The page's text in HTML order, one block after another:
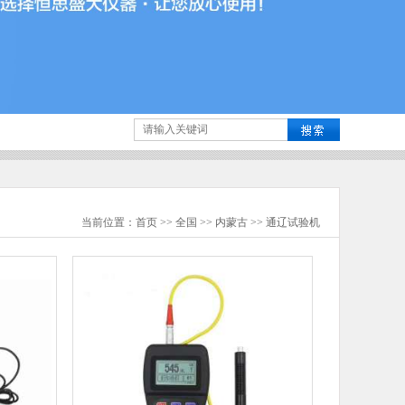
当前位置： 首页 >> 全国 >> 内蒙古 >> 通辽试验机